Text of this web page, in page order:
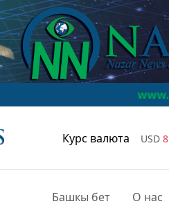
Курс валюта USD
Башкы бет О нас